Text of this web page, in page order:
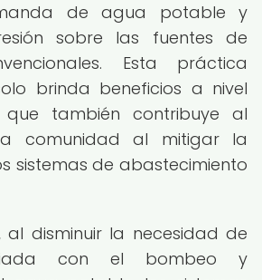
de agua potable y
sobre las fuentes de
Esta práctica
brinda beneficios a nivel
que también contribuye al
comunidad al mitigar la
sistemas de abastecimiento
al disminuir la necesidad de
con el bombeo y